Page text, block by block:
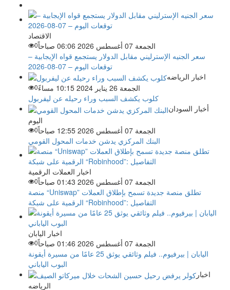
الاقتصاد
الجمعة 07 أغسطس 2026 06:06 صباحاً
0
سعر الجنيه الإسترليني مقابل الدولار يستجمع قواه الإيجابية –
توقعات اليوم – 07-08-2026
اخبار الرياضه
الجمعة 26 يناير 2024 10:15 مساءً
0
كلوب يكشف السبب وراء رحيله عن ليفربول
أخبار السودان
اليوم
الجمعة 07 أغسطس 2026 12:55 صباحاً
0
البنك المركزي يدشن خدمات المحول القومي
اخبار العملات الرقمية
الجمعة 07 أغسطس 2026 01:43 صباحاً
0
منصة “Uniswap” تطلق منصة جديدة تسمح بإطلاق العملات
الرقمية على شبكة “Robinhood”: التفاصيل
اخبار اليابان
الجمعة 07 أغسطس 2026 01:46 صباحاً
0
اليابان | بيرفيوم.. فيلم وثائقي يوثق 25 عامًا من مسيرة أيقونة
البوب الياباني
اخبار
الرياضه